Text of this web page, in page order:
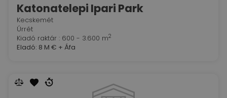
Katonatelepi Ipari Park
Kecskemét
Úrrét
Kiadó raktár : 600 - 3.600 m2
Eladó: 8 M € + Áfa